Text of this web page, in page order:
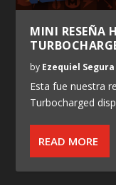
MINI RESEÑA
by Ezequiel Segura
Esta fue nuestra
Turbocharged
READ MORE